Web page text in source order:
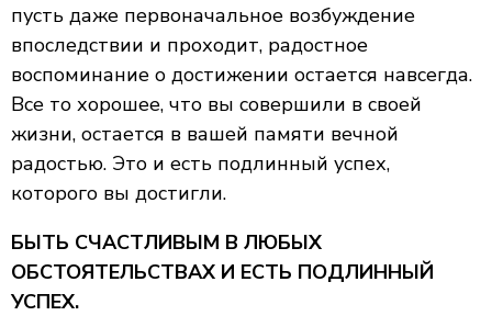
пусть даже первоначальное возбуждение
впоследствии и проходит, радостное
воспоминание о достижении остается навсегда.
Все то хорошее, что вы совершили в своей
жизни, остается в вашей памяти вечной
радостью. Это и есть подлинный успех,
которого вы достигли.
БЫТЬ СЧАСТЛИВЫМ В ЛЮБЫХ
ОБСТОЯТЕЛЬСТВАХ И ЕСТЬ ПОДЛИННЫЙ
УСПЕХ.